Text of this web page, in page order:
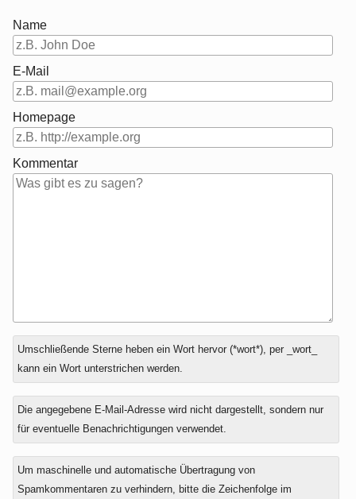
Name
E-Mail
Homepage
Kommentar
Antwort
zu
Umschließende Sterne heben ein Wort hervor (*wort*), per _wort_
kann ein Wort unterstrichen werden.
Die angegebene E-Mail-Adresse wird nicht dargestellt, sondern nur
für eventuelle Benachrichtigungen verwendet.
Um maschinelle und automatische Übertragung von
Spamkommentaren zu verhindern, bitte die Zeichenfolge im